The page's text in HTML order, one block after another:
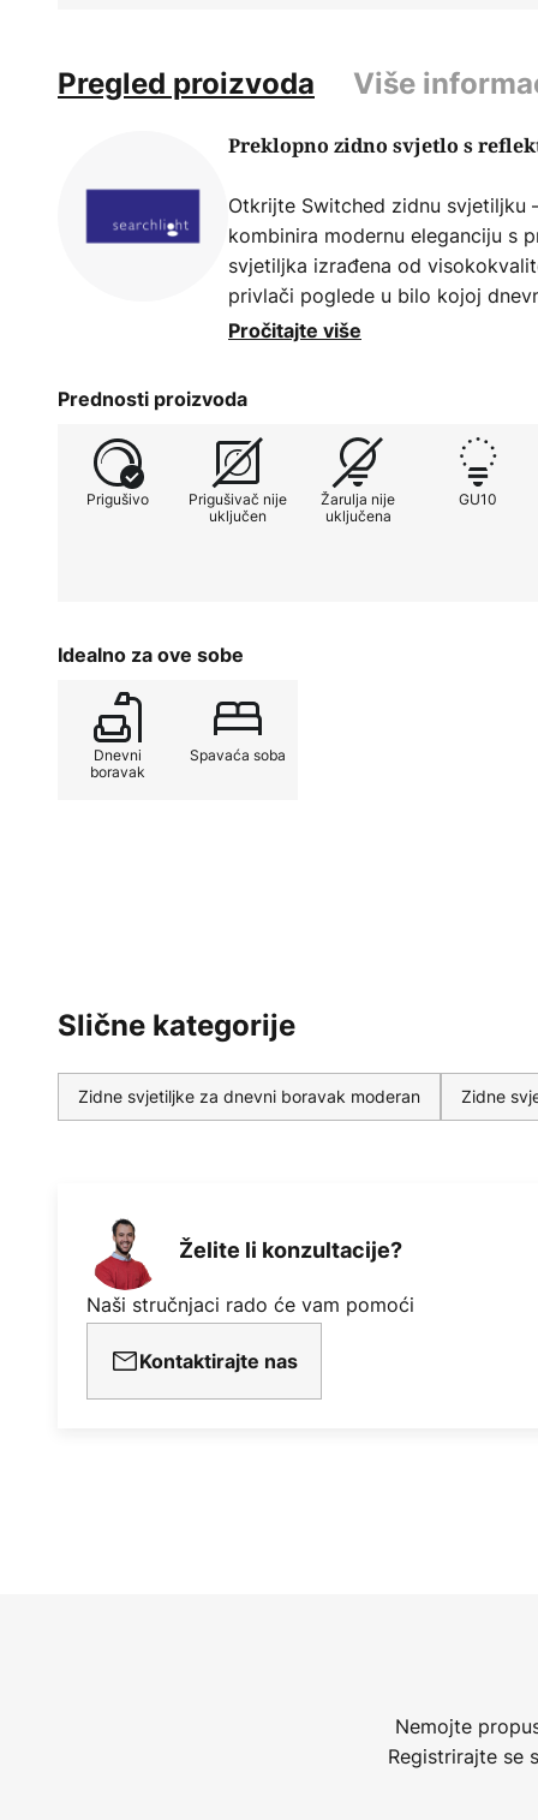
Pregled proizvoda Više
Preklopno zidno svjetlo s
Otkrijte Switched zidnu svjetiljku
kombinira modernu eleganciju s
svjetiljka izrađena od
privlači poglede u bilo kojoj
pogodnost integriranog
opremiti vanjskim prigušivačem
atmosfera. Upotrebom GU10
kombinira suvremeni dizajn s
Pročitajte više
Prednosti proizvoda
Prigušivo
Prigušivač nije
uključen
Žarulja nije
uključena
GU10
Idealno za ove sobe
Dnevni
boravak
Spavaća soba
Slične kategorije
Zidne svjetiljke za dnevni boravak moderan Zidne
Želite li konzultacije?
Naši stručnjaci rado će vam pomoći
Kontaktirajte nas
Nemojte
Registrirajte se